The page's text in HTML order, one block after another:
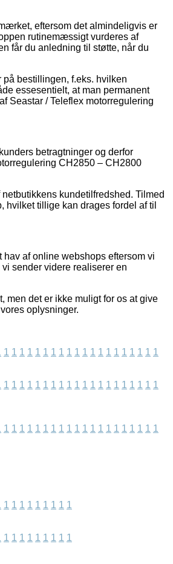
eftersom det almindeligvis er
rutinemæssigt vurderes af
får du anledning til støtte, når du
på bestillingen, f.eks. hvilken
essesentielt, at man permanent
Seastar / Teleflex motorregulering
betragtninger og derfor
CH2850 – CH2800
kundetilfredshed. Tilmed
tillige kan drages fordel af til
af online webshops eftersom vi
sender videre realiserer en
men det er ikke muligt for os at give
oplysninger.
1 1 1 1 1 1 1 1 1 1 1 1 1 1 1 1 1 1 1 1
1 1 1 1 1 1 1 1 1 1 1 1 1 1 1 1 1 1 1 1
1 1 1 1 1 1 1 1 1 1 1 1 1 1 1 1 1 1 1 1
1 1 1 1 1 1 1 1 1
1 1 1 1 1 1 1 1 1